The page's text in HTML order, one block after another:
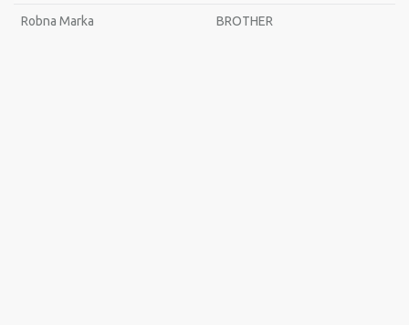
Robna Marka BROTHER